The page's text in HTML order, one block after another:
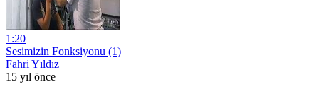
1:20
Sesimizin Fonksiyonu (1)
Fahri Yıldız
15 yıl önce